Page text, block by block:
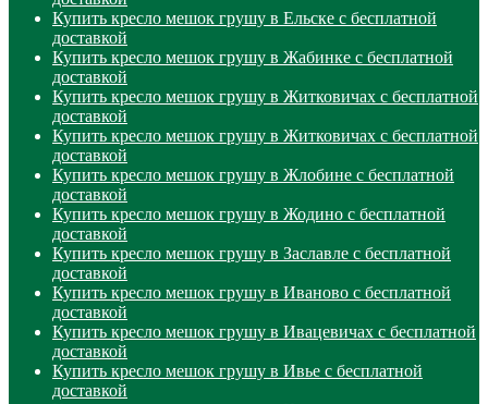
Купить кресло мешок грушу в Ельске с бесплатной
доставкой
Купить кресло мешок грушу в Жабинке с бесплатной
доставкой
Купить кресло мешок грушу в Житковичах с бесплатной
доставкой
Купить кресло мешок грушу в Житковичах с бесплатной
доставкой
Купить кресло мешок грушу в Жлобине с бесплатной
доставкой
Купить кресло мешок грушу в Жодино с бесплатной
доставкой
Купить кресло мешок грушу в Заславле с бесплатной
доставкой
Купить кресло мешок грушу в Иваново с бесплатной
доставкой
Купить кресло мешок грушу в Ивацевичах с бесплатной
доставкой
Купить кресло мешок грушу в Ивье с бесплатной
доставкой